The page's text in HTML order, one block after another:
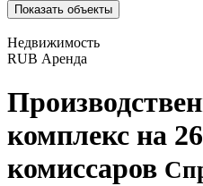
Недвижимость
RUB Аренда
комплекс на
комиссаров